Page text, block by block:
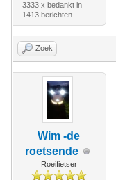
3333 x bedankt in
1413 berichten
Zoek
Wim -de
roetsende
Roeifietser